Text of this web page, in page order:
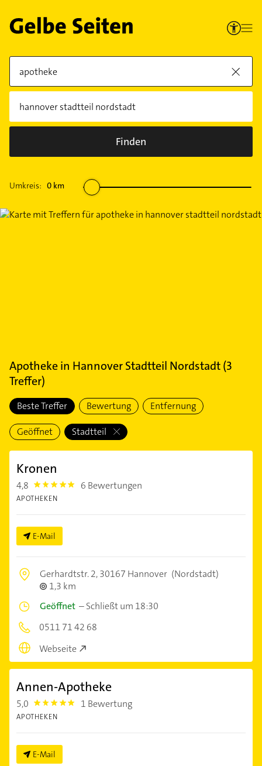
Finden
Umkreis: 0 km
Apothekein Hannover Stadtteil Nordstadt(3
Treffer)
Beste Treffer Bewertung Entfernung
Geöffnet Stadtteil
Kronen
4,8 4.8 6 Bewertungen
APOTHEKEN
E-Mail
Gerhardtstr. 2,30167 Hannover (Nordstadt)
1,3 km
Geöffnet –Schließt um 18:30
0511 71 42 68
Webseite
Annen-Apotheke
5,0 5.0 1 Bewertung
APOTHEKEN
E-Mail